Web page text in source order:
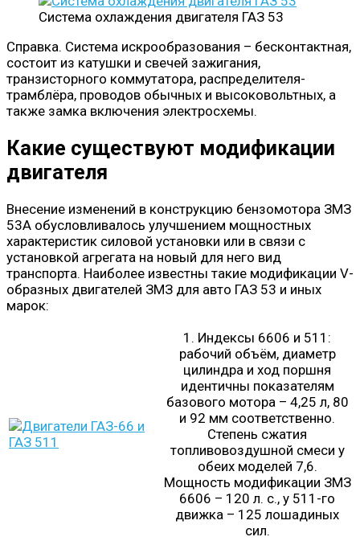
Система охлаждения двигателя ГАЗ 53
Справка. Система искрообразования – бесконтактная,
состоит из катушки и свечей зажигания,
транзисторного коммутатора, распределителя-
трамблёра, проводов обычных и высоковольтных, а
также замка включения электросхемы.
Какие существуют модификации
двигателя
Внесение изменений в конструкцию бензомотора ЗМЗ
53А обусловливалось улучшением мощностных
характеристик силовой установки или в связи с
установкой агрегата на новый для него вид
транспорта. Наиболее известны такие модификации V-
образных двигателей ЗМЗ для авто ГАЗ 53 и иных
марок:
1. Индексы 6606 и 511:
рабочий объём, диаметр
цилиндра и ход поршня
идентичны показателям
базового мотора – 4,25 л, 80
и 92 мм соответственно.
Степень сжатия
топливовоздушной смеси у
обеих моделей 7,6.
Мощность модификации ЗМЗ
6606 – 120 л. с., у 511-го
движка – 125 лошадиных
сил.